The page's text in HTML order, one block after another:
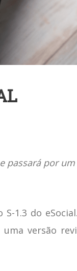
passará por
1.3 do
versão